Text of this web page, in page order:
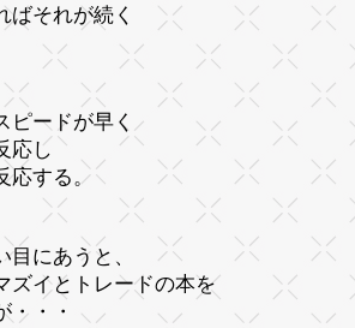
ばそれが続く
ピードが早く
応し
応する。
目にあうと、
ズイとトレードの本を
・・・